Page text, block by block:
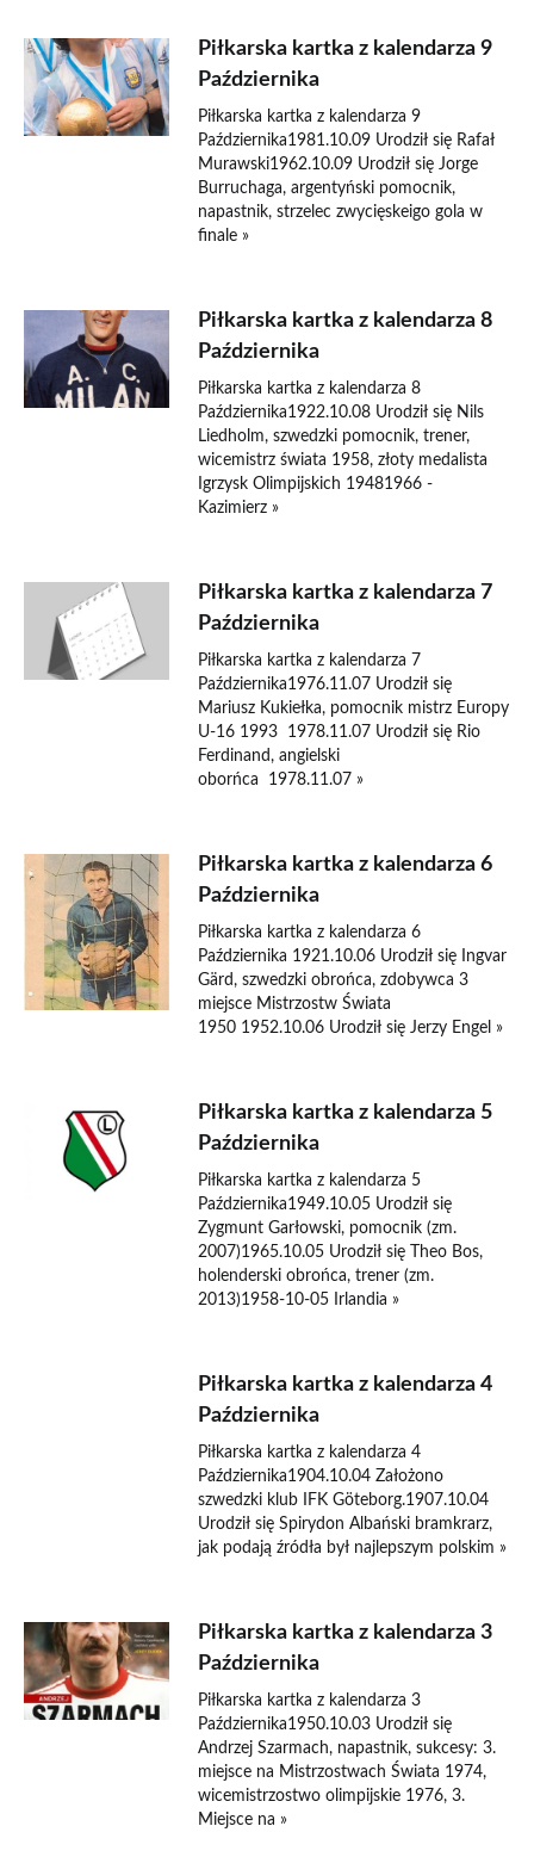
Piłkarska kartka z kalendarza 9
Października
Piłkarska kartka z kalendarza 9
Października1981.10.09 Urodził się Rafał
Murawski1962.10.09 Urodził się Jorge
Burruchaga, argentyński pomocnik,
napastnik, strzelec zwycięskeigo gola w
finale »
Piłkarska kartka z kalendarza 8
Października
Piłkarska kartka z kalendarza 8
Października1922.10.08 Urodził się Nils
Liedholm, szwedzki pomocnik, trener,
wicemistrz świata 1958, złoty medalista
Igrzysk Olimpijskich 19481966 -
Kazimierz »
Piłkarska kartka z kalendarza 7
Października
Piłkarska kartka z kalendarza 7
Października1976.11.07 Urodził się
Mariusz Kukiełka, pomocnik mistrz Europy
U-16 1993 1978.11.07 Urodził się Rio
Ferdinand, angielski
oborńca 1978.11.07 »
Piłkarska kartka z kalendarza 6
Października
Piłkarska kartka z kalendarza 6
Października 1921.10.06 Urodził się Ingvar
Gärd, szwedzki obrońca, zdobywca 3
miejsce Mistrzostw Świata
1950 1952.10.06 Urodził się Jerzy Engel »
Piłkarska kartka z kalendarza 5
Października
Piłkarska kartka z kalendarza 5
Października1949.10.05 Urodził się
Zygmunt Garłowski, pomocnik (zm.
2007)1965.10.05 Urodził się Theo Bos,
holenderski obrońca, trener (zm.
2013)1958-10-05 Irlandia »
Piłkarska kartka z kalendarza 4
Października
Piłkarska kartka z kalendarza 4
Października1904.10.04 Założono
szwedzki klub IFK Göteborg.1907.10.04
Urodził się Spirydon Albański bramkrarz,
jak podają źródła był najlepszym polskim »
Piłkarska kartka z kalendarza 3
Października
Piłkarska kartka z kalendarza 3
Października1950.10.03 Urodził się
Andrzej Szarmach, napastnik, sukcesy: 3.
miejsce na Mistrzostwach Świata 1974,
wicemistrzostwo olimpijskie 1976, 3.
Miejsce na »